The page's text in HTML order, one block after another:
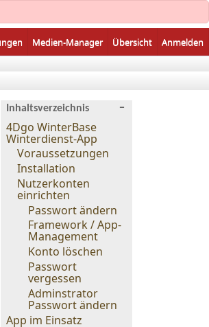
Medien-Manager Übersicht Anmelden
−
Inhaltsverzeichnis
4Dgo WinterBase
Winterdienst-App
Voraussetzungen
Installation
Nutzerkonten
einrichten
Passwort ändern
Framework / App-
Management
Konto löschen
Passwort
vergessen
Adminstrator
Passwort ändern
App im Einsatz